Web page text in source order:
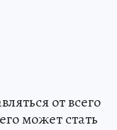
от всего
может стать